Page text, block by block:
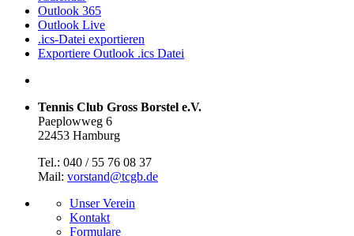
Outlook 365
Outlook Live
.ics-Datei exportieren
Exportiere Outlook .ics Datei
Tennis Club Gross Borstel e.V.
Paeplowweg 6
22453 Hamburg
Tel.: 040 / 55 76 08 37
Mail: vorstand@tcgb.de
Unser Verein
Kontakt
Formulare